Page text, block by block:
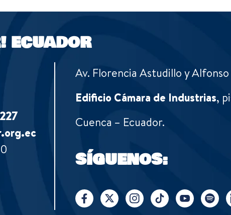
ECUADOR
Av. Florencia Astudillo y
Edificio Cámara de Industrias,
Cuenca – Ecuador.
SÍGUENOS: